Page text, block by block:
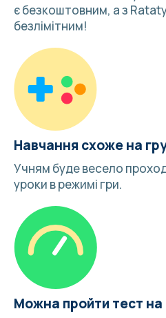
є безкоштовним, а з
безлімітним!
Навчання схоже на
Учням буде весело
уроки в режимі гри.
Можна пройти тест на